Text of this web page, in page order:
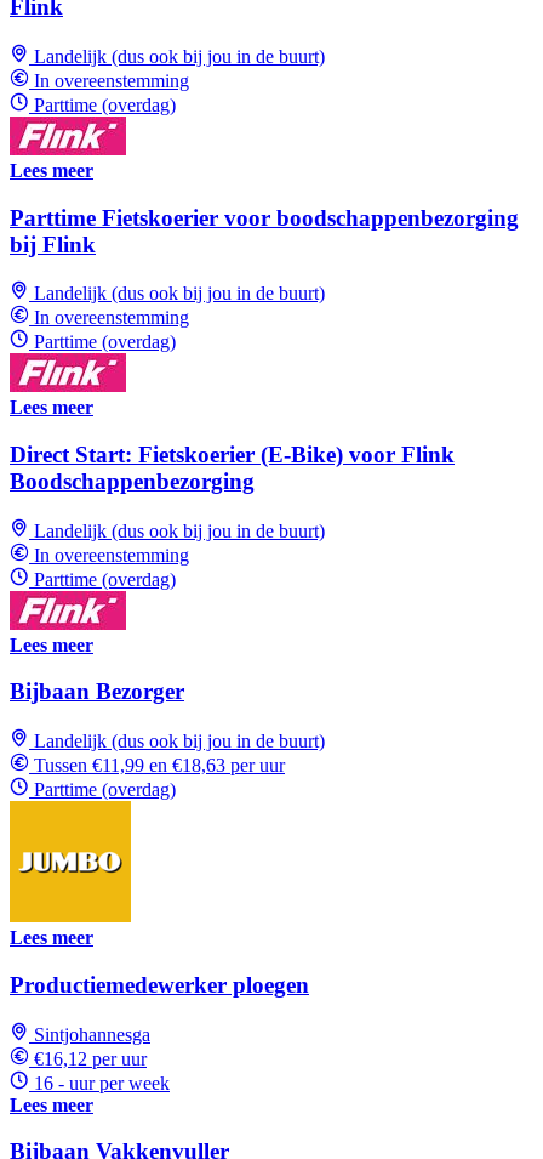
Flink
Landelijk (dus ook bij jou in de buurt)
In overeenstemming
Parttime (overdag)
Lees meer
Parttime Fietskoerier voor boodschappenbezorging
bij Flink
Landelijk (dus ook bij jou in de buurt)
In overeenstemming
Parttime (overdag)
Lees meer
Direct Start: Fietskoerier (E-Bike) voor Flink
Boodschappenbezorging
Landelijk (dus ook bij jou in de buurt)
In overeenstemming
Parttime (overdag)
Lees meer
Bijbaan Bezorger
Landelijk (dus ook bij jou in de buurt)
Tussen €11,99 en €18,63 per uur
Parttime (overdag)
Lees meer
Productiemedewerker ploegen
Sintjohannesga
€16,12 per uur
16 - uur per week
Lees meer
Bijbaan Vakkenvuller